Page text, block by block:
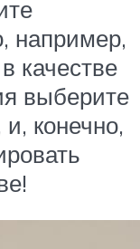
например,
качестве
выберите
конечно,